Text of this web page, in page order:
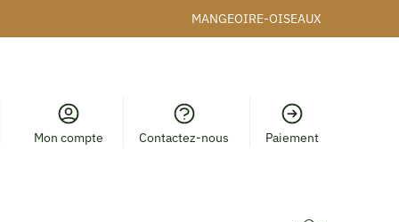
MANGEOIRE-OISEAUX
Mon compte Contactez-nous Paiement